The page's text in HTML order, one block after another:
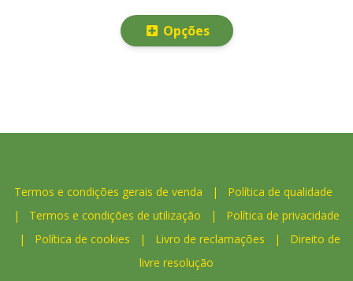
Opções
Termos e condições gerais de venda | Política de qualidade
| Termos e condições de utilização | Política de privacidade
| Política de cookies | Livro de reclamações | Direito de
livre resolução